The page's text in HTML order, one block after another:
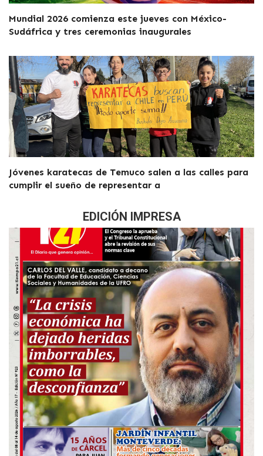
Mundial 2026 comienza este jueves con México-
Sudáfrica y tres ceremonias inaugurales
Jóvenes karatecas de Temuco salen a las calles para
cumplir el sueño de representar a
EDICIÓN IMPRESA